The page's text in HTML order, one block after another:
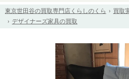
東京世田谷の買取専門店くらしのくら 買取
デザイナーズ家具の買取